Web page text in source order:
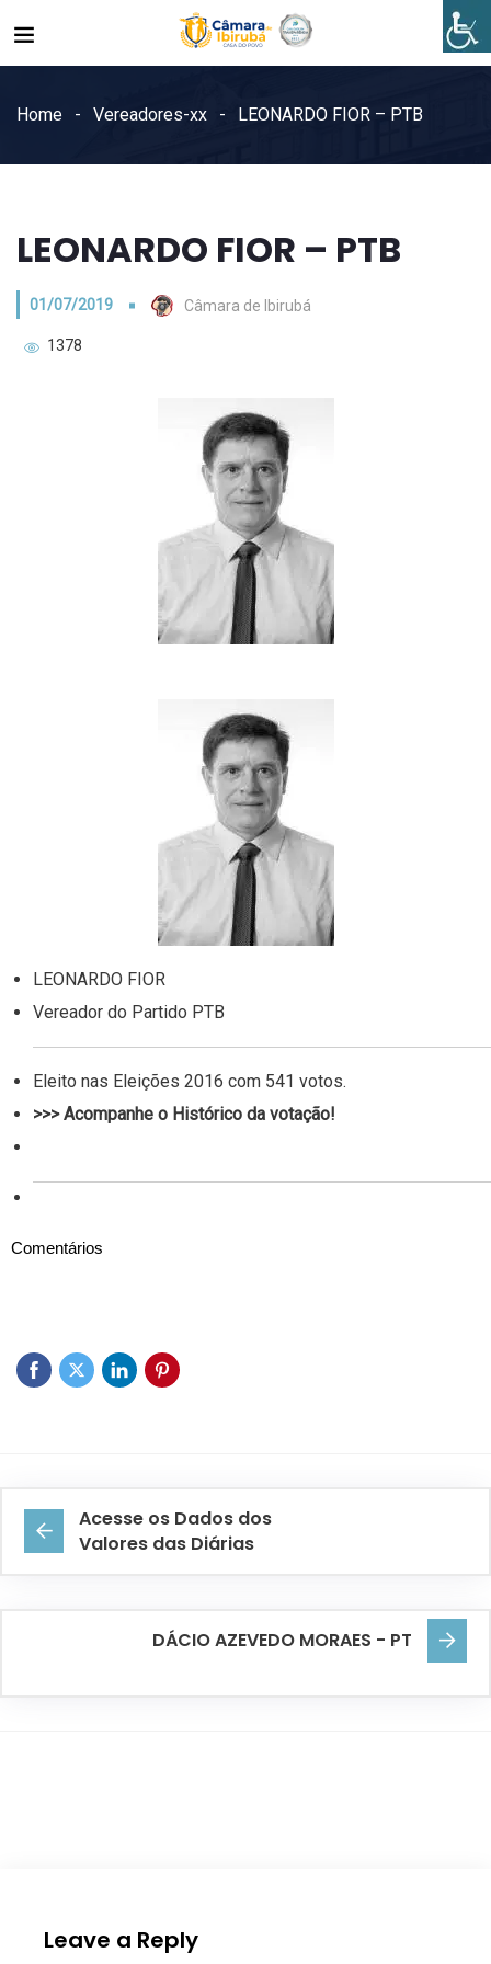
Home Vereadores-xx LEONARDO FIOR – PTB
LEONARDO FIOR – PTB
01/07/2019 Câmara de Ibirubá
1378
LEONARDO FIOR
Vereador do Partido PTB
Eleito nas Eleições 2016 com 541 votos.
>>> Acompanhe o Histórico da votação!
Comentários
Acesse os Dados dos
Valores das Diárias
DÁCIO AZEVEDO MORAES - PT
Leave a Reply